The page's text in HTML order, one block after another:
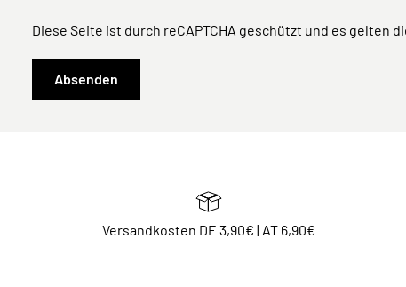
Diese Seite ist durch reCAPTCHA geschützt und es gelten
Absenden
Versandkosten DE 3,90€ | AT 6,90€